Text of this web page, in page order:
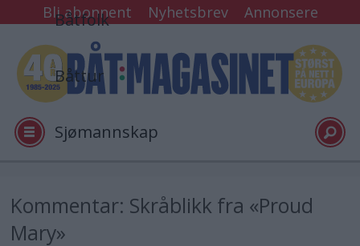
Bli abonnent Nyhetsbrev Annonsere
Båtfolk
Båttur
Sjømannskap
Kommentar: Skråblikk fra «Proud
Mary»